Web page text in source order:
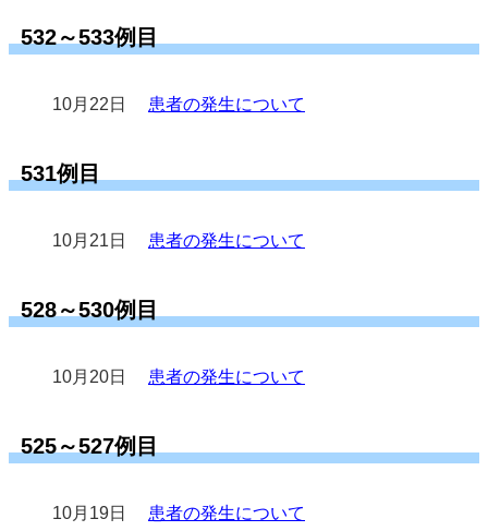
532～533例目
10月22日 患者の発生について
531例目
10月21日 患者の発生について
528～530例目
10月20日 患者の発生について
525～527例目
10月19日 患者の発生について